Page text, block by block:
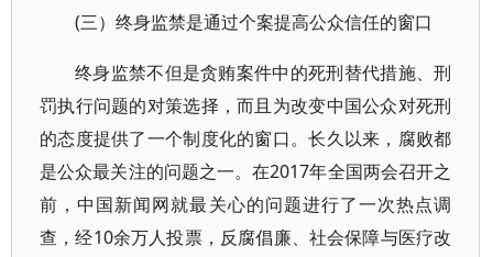
(三）终身监禁是通过个案提高公众信任的窗口
终身监禁不但是贪贿案件中的死刑替代措施、刑
罚执行问题的对策选择，而且为改变中国公众对死刑
的态度提供了一个制度化的窗口。长久以来，腐败都
是公众最关注的问题之一。在2017年全国两会召开之
前，中国新闻网就最关心的问题进行了一次热点调
查，经10余万人投票，反腐倡廉、社会保障与医疗改